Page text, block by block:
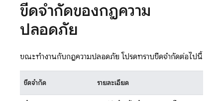
ขีดจำกัดของกฎความ
ปลอดภัย
ขณะทำงานกับกฎความปลอดภัย โปรดทราบขีดจำกัดต่อไปนี้
ขีดจำกัด รายละเอียด